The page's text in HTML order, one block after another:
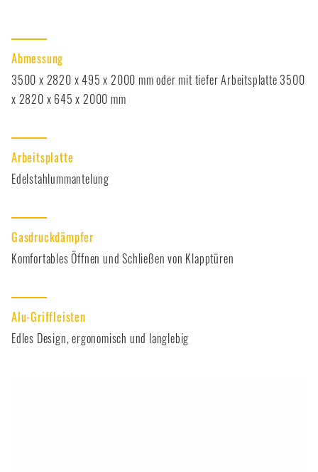
Abmessung
3500 x 2820 x 495 x 2000 mm oder mit tiefer Arbeitsplatte 3500
x 2820 x 645 x 2000 mm
Arbeitsplatte
Edelstahlummantelung
Gasdruckdämpfer
Komfortables Öffnen und Schließen von Klapptüren
Alu-Griffleisten
Edles Design, ergonomisch und langlebig